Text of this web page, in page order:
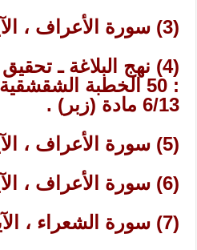
(3) سورة الأعراف ، الآية 150 .
(4) نهج البلاغة ـ
: 50 الخطبة
6/13 مادة (زبر) .
(5) سورة الأعراف ، الآية 150 .
(6) سورة الأعراف ، الآية 150 .
(7) سورة الشعراء ، الآية : 214 .